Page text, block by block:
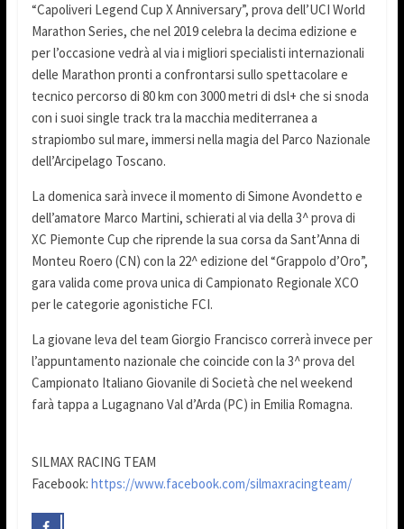
“Capoliveri Legend Cup X Anniversary”, prova dell’UCI World
Marathon Series, che nel 2019 celebra la decima edizione e
per l’occasione vedrà al via i migliori specialisti internazionali
delle Marathon pronti a confrontarsi sullo spettacolare e
tecnico percorso di 80 km con 3000 metri di dsl+ che si snoda
con i suoi single track tra la macchia mediterranea a
strapiombo sul mare, immersi nella magia del Parco Nazionale
dell’Arcipelago Toscano.
La domenica sarà invece il momento di Simone Avondetto e
dell’amatore Marco Martini, schierati al via della 3^ prova di
XC Piemonte Cup che riprende la sua corsa da Sant’Anna di
Monteu Roero (CN) con la 22^ edizione del “Grappolo d’Oro”,
gara valida come prova unica di Campionato Regionale XCO
per le categorie agonistiche FCI.
La giovane leva del team Giorgio Francisco correrà invece per
l’appuntamento nazionale che coincide con la 3^ prova del
Campionato Italiano Giovanile di Società che nel weekend
farà tappa a Lugagnano Val d’Arda (PC) in Emilia Romagna.
SILMAX RACING TEAM
Facebook: https://www.facebook.com/silmaxracingteam/